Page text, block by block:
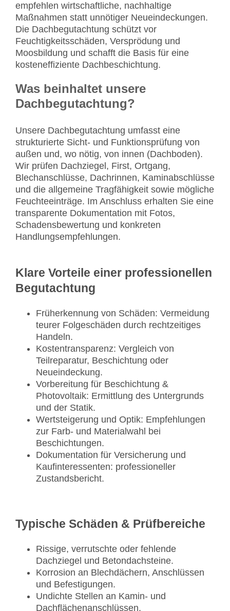
empfehlen wirtschaftliche, nachhaltige
Maßnahmen statt unnötiger Neueindeckungen.
Die Dachbegutachtung schützt vor
Feuchtigkeitsschäden, Versprödung und
Moosbildung und schafft die Basis für eine
kosteneffiziente Dachbeschichtung.
Was beinhaltet unsere
Dachbegutachtung?
Unsere Dachbegutachtung umfasst eine
strukturierte Sicht- und Funktionsprüfung von
außen und, wo nötig, von innen (Dachboden).
Wir prüfen Dachziegel, First, Ortgang,
Blechanschlüsse, Dachrinnen, Kaminabschlüsse
und die allgemeine Tragfähigkeit sowie mögliche
Feuchteeinträge. Im Anschluss erhalten Sie eine
transparente Dokumentation mit Fotos,
Schadensbewertung und konkreten
Handlungsempfehlungen.
Klare Vorteile einer professionellen
Begutachtung
Früherkennung von Schäden: Vermeidung
teurer Folgeschäden durch rechtzeitiges
Handeln.
Kostentransparenz: Vergleich von
Teilreparatur, Beschichtung oder
Neueindeckung.
Vorbereitung für Beschichtung &
Photovoltaik: Ermittlung des Untergrunds
und der Statik.
Wertsteigerung und Optik: Empfehlungen
zur Farb- und Materialwahl bei
Beschichtungen.
Dokumentation für Versicherung und
Kaufinteressenten: professioneller
Zustandsbericht.
Typische Schäden & Prüfbereiche
Rissige, verrutschte oder fehlende
Dachziegel und Betondachsteine.
Korrosion an Blechdächern, Anschlüssen
und Befestigungen.
Undichte Stellen an Kamin- und
Dachflächenanschlüssen.